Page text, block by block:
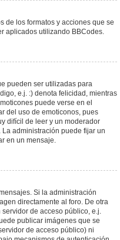
de los formatos y acciones que se
aplicados utilizando BBCodes.
pueden ser utilizadas para
e.j. :) denota felicidad, mientras
puede verse en el
del uso de emoticonos, pues
difícil de leer y un moderador
administración puede fijar un
en un mensaje.
Si la administración
directamente al foro. De otra
de acceso público, e.j.
publicar imágenes que se
de acceso público) ni